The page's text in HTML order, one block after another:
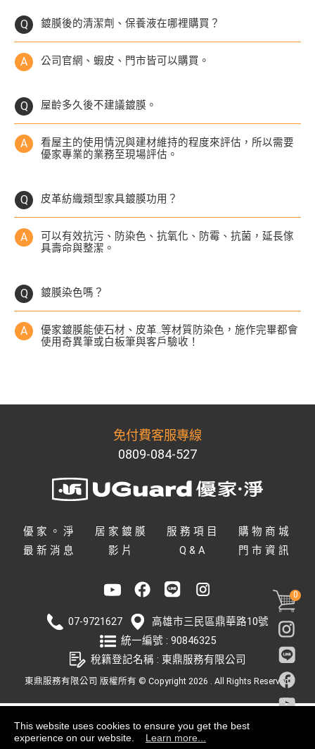
鍍膜後的清潔劑、保養液在哪裡購買？
公司官網、蝦皮、門市皆可以購買。
屋齡多久後不建議鍍膜。
看屋主的使用情況與建材維持的程度來評估，所以需要
優家專業的業務至現場評估。
皮革紡織類型家具鍍膜功用？
可以有效抗污、防染色、抗氧化、防霉、抗菌，延長傢
具壽命與整潔。
鍍膜染色嗎？
優家鍍膜能使石材、皮革..等材質防染色，施作完畢都會
使用奇異筆或白板筆與客戶驗收！
免付費客服專線
0809-084-527
優家。淨 居家鍍膜 服務項目
購物商城
最新消息
影片 Q&A 門市資訊
07-9721627 高雄市三民區鼎華路10號
統一編號 : 90846325
稅籍登記名稱 : 東鼎服務有限公司
東鼎服務有限公司 版權所有 © Copyright 2026 . All Rights Reserved.
0
This website uses cookies to ensure you get the best
experience on our website.
Learn more...